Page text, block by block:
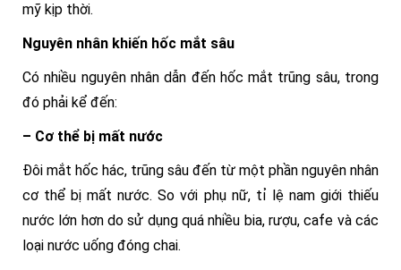
mỹ kịp thời.
Nguyên nhân khiến hốc mắt sâu
Có nhiều nguyên nhân dẫn đến hốc mắt trũng sâu, trong
đó phải kể đến:
– Cơ thể bị mất nước
Đôi mắt hốc hác, trũng sâu đến từ một phần nguyên nhân
cơ thể bị mất nước. So với phụ nữ, tỉ lệ nam giới thiếu
nước lớn hơn do sử dụng quá nhiều bia, rượu, cafe và các
loại nước uống đóng chai.